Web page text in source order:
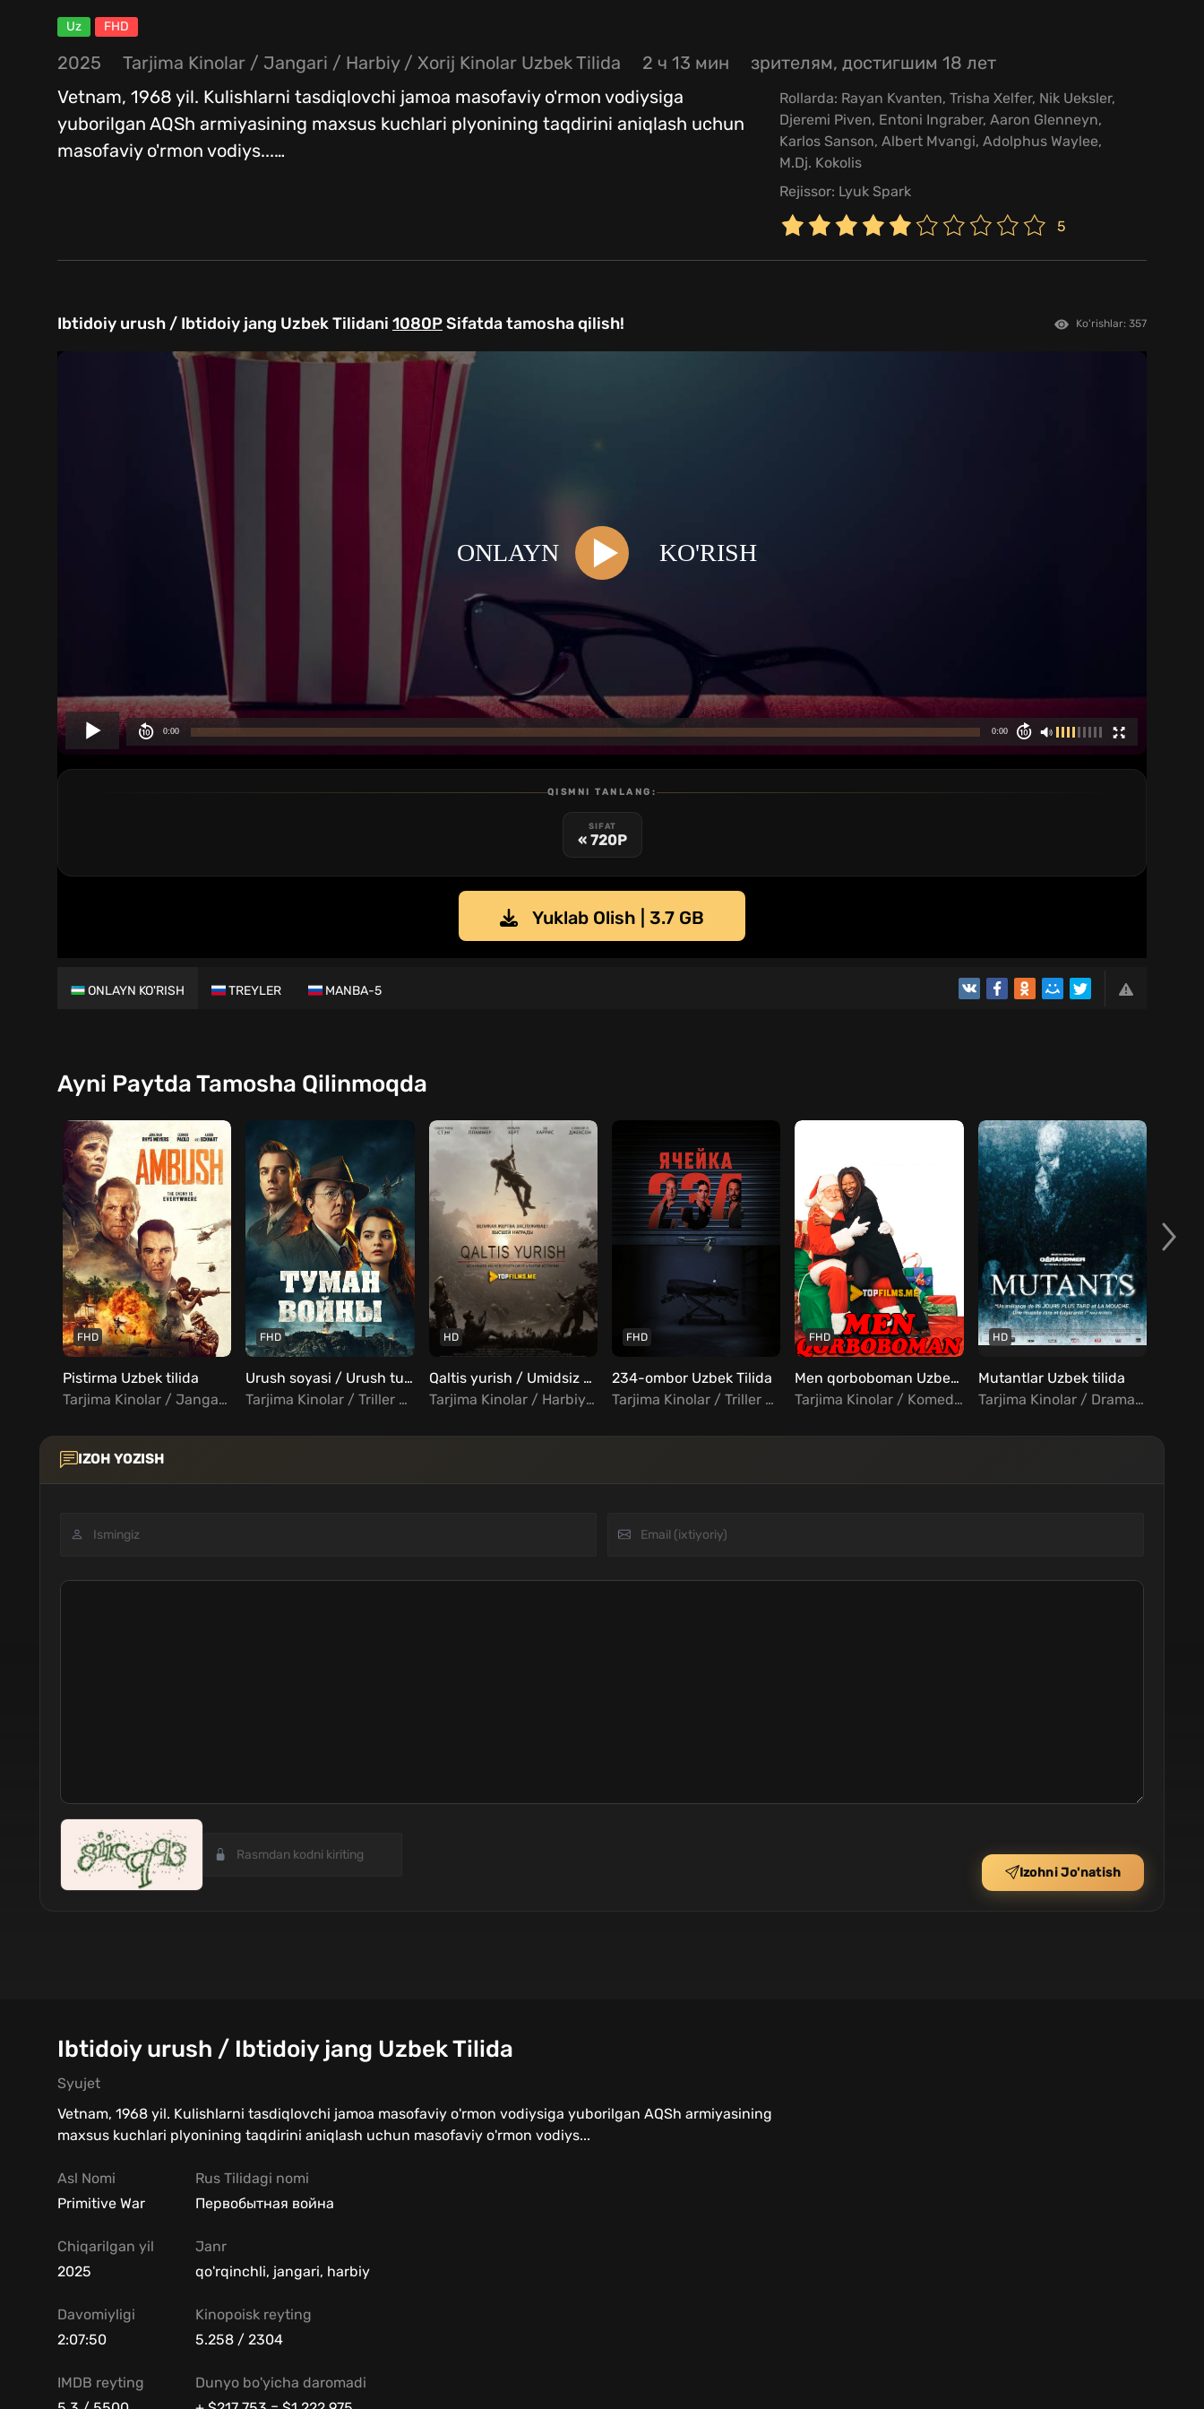
Uz FHD
2025 Tarjima Kinolar / Jangari / Harbiy / Xorij Kinolar Uzbek Tilida 2 ч 13 мин
зрителям, достигшим 18 лет
Vetnam, 1968 yil. Kulishlarni tasdiqlovchi jamoa masofaviy o'rmon vodiysiga
yuborilgan AQSh armiyasining maxsus kuchlari plyonining taqdirini aniqlash uchun
masofaviy o'rmon vodiys...…
Rollarda: Rayan Kvanten, Trisha Xelfer, Nik Ueksler,
Djeremi Piven, Entoni Ingraber, Aaron Glenneyn,
Karlos Sanson, Albert Mvangi, Adolphus Waylee,
M.Dj. Kokolis
Rejissor: Lyuk Spark
5
Ibtidoiy urush / Ibtidoiy jang Uzbek Tilidani 1080PSifatda tamosha qilish! Ko'rishlar: 357
QISMNI TANLANG:
SIFAT
« 720P
Yuklab Olish | 3.7 GB
ONLAYN KO'RISH TREYLER MANBA-5
Ayni Paytda Tamosha Qilinmoqda
FHD
Pistirma Uzbek tilida
Tarjima Kinolar / Jangari / Triller / Xorij Kinolar Uzbek Tilida
FHD
Urush soyasi / Urush tumani Uzbek Tilida
Tarjima Kinolar / Triller / Xorij Kinolar Uzbek Tilida
HD
Qaltis yurish / Umidsiz harakat / Oxirgi to'liq o'lchov Uzbek Tilida
Tarjima Kinolar / Harbiy / Drama / Tarixiy / Xorij Kinolar Uzbek Tilida
FHD
234-ombor Uzbek Tilida
Tarjima Kinolar / Triller / Xorij Kinolar Uzbek Tilida
FHD
Men qorboboman Uzbek tilida
Tarjima Kinolar / Komediya / Oilaviy / Xorij Kinolar Uzbek Tilida
HD
Mutantlar Uzbek tilida
Tarjima Kinolar / Drama / Qo'rqinchli / Fantastika / Xorij Kinolar Uzbek Tilida
IZOH YOZISH
Izohni Jo'natish
Ibtidoiy urush / Ibtidoiy jang Uzbek Tilida
Syujet
Vetnam, 1968 yil. Kulishlarni tasdiqlovchi jamoa masofaviy o'rmon vodiysiga yuborilgan AQSh armiyasining
maxsus kuchlari plyonining taqdirini aniqlash uchun masofaviy o'rmon vodiys...
Asl Nomi
Primitive War
Rus Tilidagi nomi
Первобытная война
Chiqarilgan yil
2025
Janr
qo'rqinchli, jangari, harbiy
Davomiyligi
2:07:50
Kinopoisk reyting
5.258 / 2304
IMDB reyting
Dunyo bo'yicha daromadi